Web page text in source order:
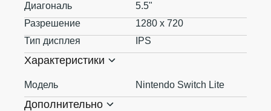
Диагональ
5.5"
Разрешение
1280 x 720
Тип дисплея
IPS
Характеристики
Модель Nintendo Switch Lite
Дополнительно